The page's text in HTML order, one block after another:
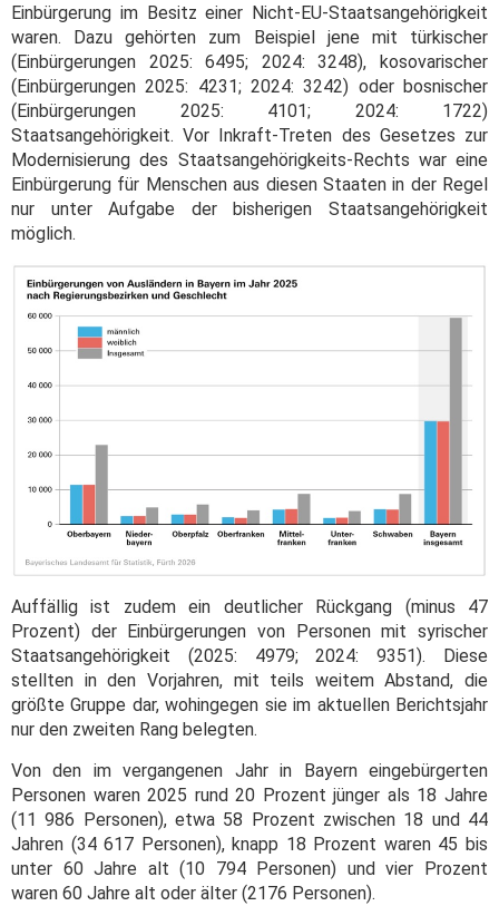
Einbürgerung im Besitz einer Nicht-EU-Staatsangehörigkeit
waren. Dazu gehörten zum Beispiel jene mit türkischer
(Einbürgerungen 2025: 6495; 2024: 3248), kosovarischer
(Einbürgerungen 2025: 4231; 2024: 3242) oder bosnischer
(Einbürgerungen 2025: 4101; 2024: 1722)
Staatsangehörigkeit. Vor Inkraft-Treten des Gesetzes zur
Modernisierung des Staatsangehörigkeits-Rechts war eine
Einbürgerung für Menschen aus diesen Staaten in der Regel
nur unter Aufgabe der bisherigen Staatsangehörigkeit
möglich.
Auffällig ist zudem ein deutlicher Rückgang (minus 47
Prozent) der Einbürgerungen von Personen mit syrischer
Staatsangehörigkeit (2025: 4979; 2024: 9351). Diese
stellten in den Vorjahren, mit teils weitem Abstand, die
größte Gruppe dar, wohingegen sie im aktuellen Berichtsjahr
nur den zweiten Rang belegten.
Von den im vergangenen Jahr in Bayern eingebürgerten
Personen waren 2025 rund 20 Prozent jünger als 18 Jahre
(11 986 Personen), etwa 58 Prozent zwischen 18 und 44
Jahren (34 617 Personen), knapp 18 Prozent waren 45 bis
unter 60 Jahre alt (10 794 Personen) und vier Prozent
waren 60 Jahre alt oder älter (2176 Personen).